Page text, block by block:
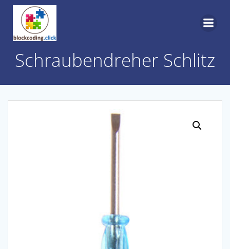
Skip
content
Schraubendreher Schlitz